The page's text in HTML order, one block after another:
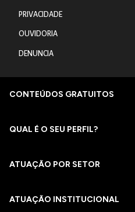
PRIVACIDADE
OUVIDORIA
DENUNCIA
CONTEÚDOS GRATUITOS
QUAL É O SEU PERFIL?
ATUAÇÃO POR SETOR
ATUAÇÃO INSTITUCIONAL